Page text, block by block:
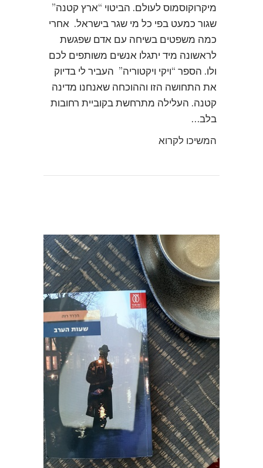
מיקרוקוסמוס לעולם. הביטוי “ארץ קטנה”
שגור כמעט בפי כל מי שגר בישראל. אחרי
כמה משפטים בשיחה עם אדם שפגשת
לראשונה מיד יתגלו אנשים משותפים לכם
ולו. הספר “ויקי ויקטוריה” העביר לי בדיוק
את התחושה הזו וההוכחה שאנחנו מדינה
קטנה. העלילה מתרחשת בקוביית רחובות
בלב…
המשיכו לקרוא